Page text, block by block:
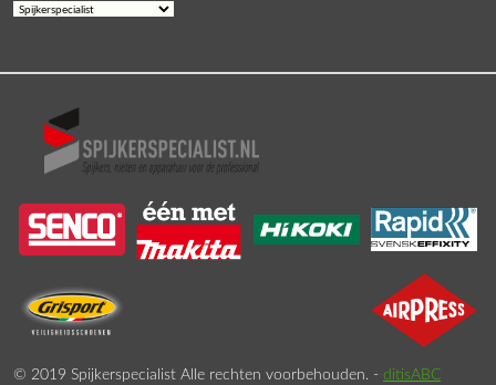
© 2019 Spijkerspecialist Alle rechten voorbehouden. - ditisABC